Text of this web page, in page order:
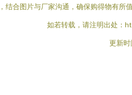
合图片与厂家沟通，确保购得物有所值
如若转载，请注明出处：
更新